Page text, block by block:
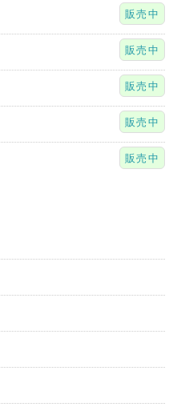
販売中
販売中
販売中
販売中
販売中